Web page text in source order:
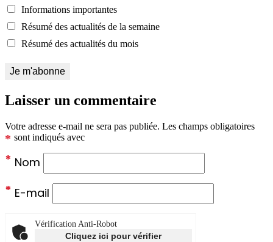
Informations importantes
Résumé des actualités de la semaine
Résumé des actualités du mois
Laisser un commentaire
Votre adresse e-mail ne sera pas publiée. Les champs obligatoires
sont indiqués avec
*
Nom
*
E-mail
*
Vérification Anti-Robot
Cliquez ici pour vérifier